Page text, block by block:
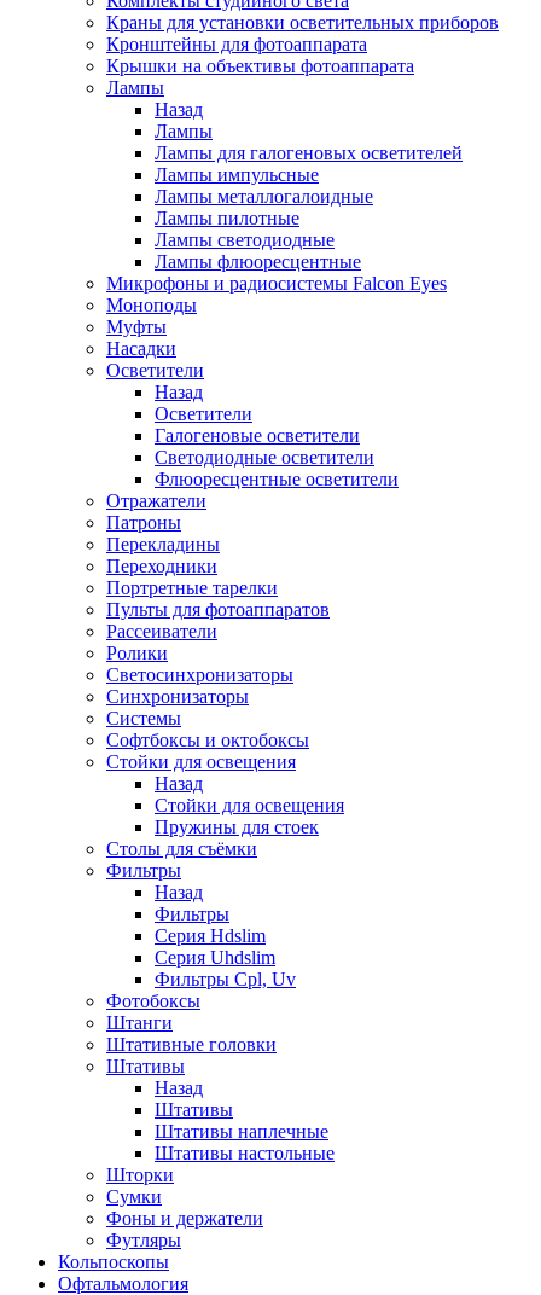
Краны для установки осветительных приборов
Кронштейны для фотоаппарата
Крышки на объективы фотоаппарата
Лампы
Назад
Лампы
Лампы для галогеновых осветителей
Лампы импульсные
Лампы металлогалоидные
Лампы пилотные
Лампы светодиодные
Лампы флюоресцентные
Микрофоны и радиосистемы Falcon Eyes
Моноподы
Муфты
Насадки
Осветители
Назад
Осветители
Галогеновые осветители
Светодиодные осветители
Флюоресцентные осветители
Отражатели
Патроны
Перекладины
Переходники
Портретные тарелки
Пульты для фотоаппаратов
Рассеиватели
Ролики
Светосинхронизаторы
Синхронизаторы
Системы
Софтбоксы и октобоксы
Стойки для освещения
Назад
Стойки для освещения
Пружины для стоек
Столы для съёмки
Фильтры
Назад
Фильтры
Серия Hdslim
Серия Uhdslim
Фильтры Cpl, Uv
Фотобоксы
Штанги
Штативные головки
Штативы
Назад
Штативы
Штативы наплечные
Штативы настольные
Шторки
Сумки
Фоны и держатели
Футляры
Кольпоскопы
Офтальмология